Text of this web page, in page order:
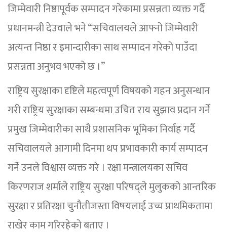
जिम्मेवारी निष्ठापूर्वक सम्पादन गरेकामा प्रसन्नता व्यक्त गर्दै
प्रधानमन्त्री देउवाले भने “सचिवालयले आफ्नो जिम्मेवारी
अत्यन्त निष्ठा र इमान्दारीका साथ सम्पादन गरेको पाउँदा
प्रसन्नता अनुभव भएको छ ।”
राष्ट्रिय सुरक्षाका दृष्टिले महत्वपूर्ण विषयको गहन अनुसन्धान
गरी राष्ट्रिय सुरक्षाका सम्बन्धमा उचित राय सुझाव प्रदान गर्ने
प्रमुख जिम्मेवारीका साथै प्रशासनिक भूमिका निर्वाह गर्दै
सचिवालयले आगामी दिनमा थप प्रभावकारी कार्य सम्पादन
गर्ने उनले विश्वास व्यक्त गरे । रक्षा मन्त्रालयका सचिव
किरणराज शर्माले राष्ट्रिय सुरक्षा परिषद्ले मुलुकको आन्तरिक
सुरक्षा र प्रतिरक्षा चुनौतीजस्ता विषयलाई उच्च प्राथमिकतामा
राखेर काम गरिरहेको बताए ।